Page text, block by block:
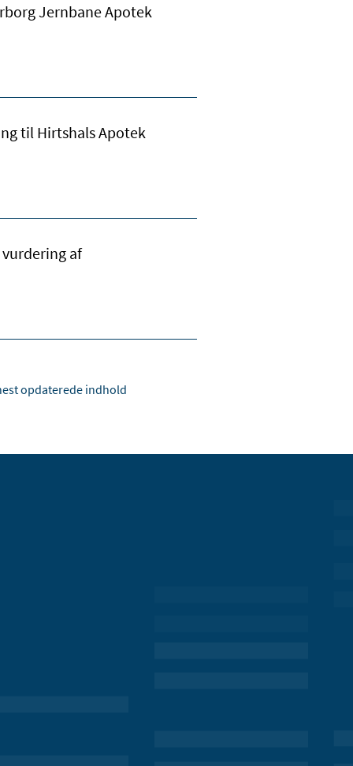
Jernbane Apotek
til Hirtshals Apotek
af
opdaterede indhold